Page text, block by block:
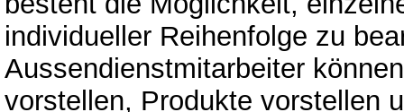
individueller Reihenfolge zu
Aussendienstmitarbeiter
vorstellen, Produkte vorstellen